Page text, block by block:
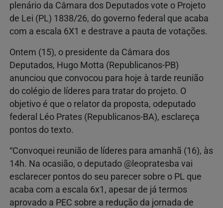
plenário da Câmara dos Deputados vote o Projeto
de Lei (PL) 1838/26, do governo federal que acaba
com a escala 6X1 e destrave a pauta de votações.
Ontem (15), o presidente da Câmara dos
Deputados, Hugo Motta (Republicanos-PB)
anunciou que convocou para hoje à tarde reunião
do colégio de líderes para tratar do projeto. O
objetivo é que o relator da proposta, odeputado
federal Léo Prates (Republicanos-BA), esclareça
pontos do texto.
“Convoquei reunião de líderes para amanhã (16), às
14h. Na ocasião, o deputado @leopratesba vai
esclarecer pontos do seu parecer sobre o PL que
acaba com a escala 6x1, apesar de já termos
aprovado a PEC sobre a redução da jornada de